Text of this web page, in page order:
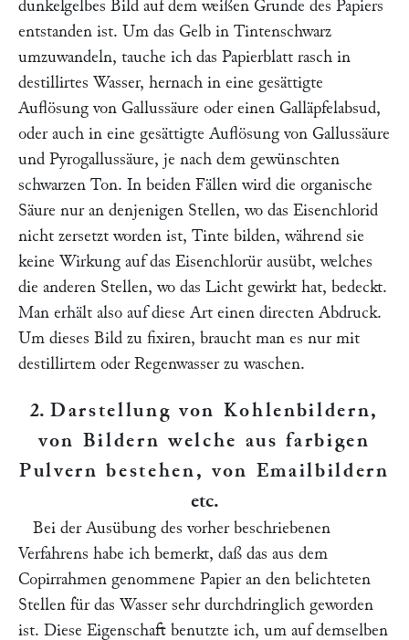
dunkelgelbes Bild auf dem weißen Grunde des Papiers
entstanden ist. Um das Gelb in Tintenschwarz
umzuwandeln, tauche ich das Papierblatt rasch in
destillirtes Wasser, hernach in eine gesättigte
Auflösung von Gallussäure oder einen Galläpfelabsud,
oder auch in eine gesättigte Auflösung von Gallussäure
und Pyrogallussäure, je nach dem gewünschten
schwarzen Ton. In beiden Fällen wird die organische
Säure nur an denjenigen Stellen, wo das Eisenchlorid
nicht zersetzt worden ist, Tinte bilden, während sie
keine Wirkung auf das Eisenchlorür ausübt, welches
die anderen Stellen, wo das Licht gewirkt hat, bedeckt.
Man erhält also auf diese Art einen directen Abdruck.
Um dieses Bild zu fixiren, braucht man es nur mit
destillirtem oder Regenwasser zu waschen.
2. Darstellung von Kohlenbildern,
von Bildern welche aus farbigen
Pulvern bestehen, von Emailbildern
etc.
Bei der Ausübung des vorher beschriebenen
Verfahrens habe ich bemerkt, daß das aus dem
Copirrahmen genommene Papier an den belichteten
Stellen für das Wasser sehr durchdringlich geworden
ist. Diese Eigenschaft benutzte ich, um auf demselben